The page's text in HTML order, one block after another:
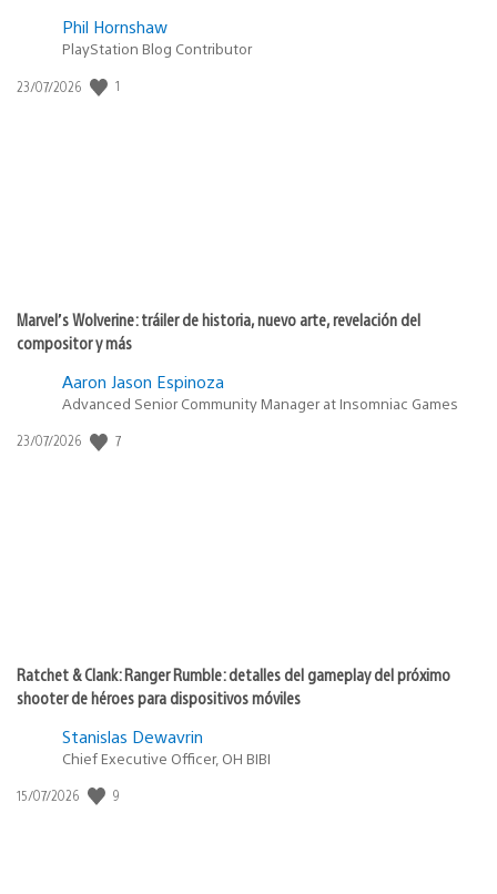
Phil Hornshaw
PlayStation Blog Contributor
Fecha
23/07/2026 1
Marvel’s Wolverine: tráiler de historia, nuevo arte, revelación del
compositor y más
Aaron Jason Espinoza
Advanced Senior Community Manager at Insomniac Games
Fecha
23/07/2026 7
Ratchet & Clank: Ranger Rumble: detalles del gameplay del próximo
shooter de héroes para dispositivos móviles
Stanislas Dewavrin
Chief Executive Officer, OH BIBI
Fecha
15/07/2026 9